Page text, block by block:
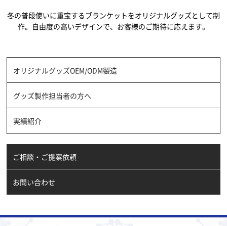
冬の普段使いに重宝するブランケットをオリジナルグッズとして制
作。自由度の高いデザインで、お客様のご期待に応えます。
オリジナルグッズOEM/ODM製造
グッズ製作担当者の方へ
実績紹介
ご相談・ご提案依頼
お問い合わせ